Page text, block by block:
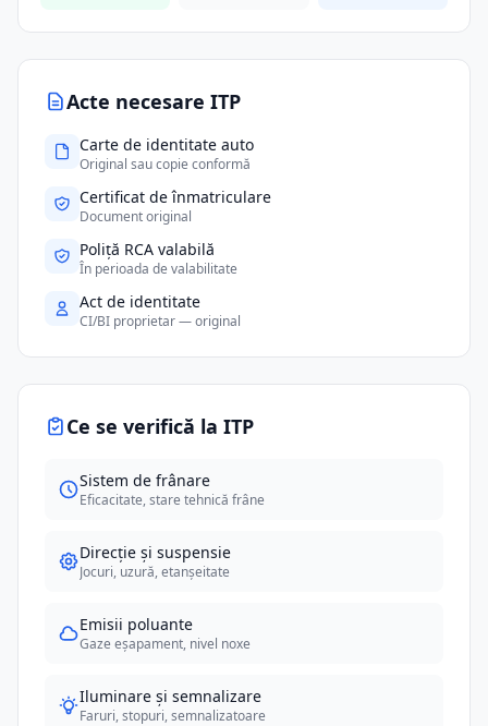
Acte necesare ITP
Carte de identitate auto
Original sau copie conformă
Certificat de înmatriculare
Document original
Poliță RCA valabilă
În perioada de valabilitate
Act de identitate
CI/BI proprietar — original
Ce se verifică la ITP
Sistem de frânare
Eficacitate, stare tehnică frâne
Direcție și suspensie
Jocuri, uzură, etanșeitate
Emisii poluante
Gaze eșapament, nivel noxe
Iluminare și semnalizare
Faruri, stopuri, semnalizatoare